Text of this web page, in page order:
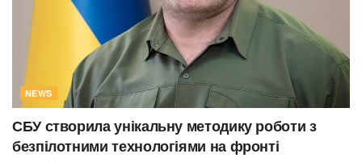
NEWS
СБУ створила унікальну методику роботи з
безпілотними технологіями на фронті